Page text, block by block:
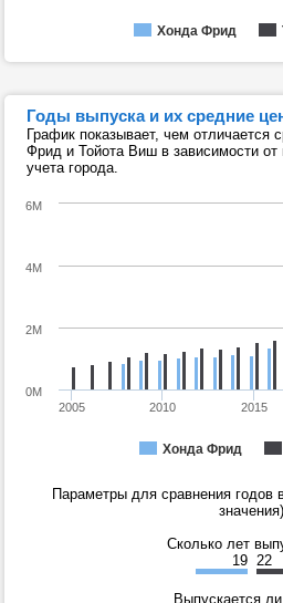
Хонда Фрид
Годы выпуска и их средние
График показывает, чем отличается
Фрид и Тойота Виш в зависимости от
учета города.
Хонда Фрид
2005 2010 2015
0M
2M
4M
6M
Параметры для сравнения годов
значения).
Сколько лет
19 22
Выпускается